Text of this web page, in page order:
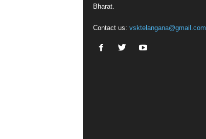
Bharat.
Contact us: vsktelangana@gmail.com